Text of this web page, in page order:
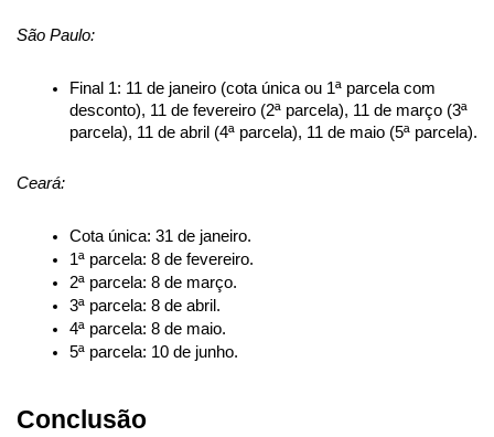
São Paulo:
Final 1: 11 de janeiro (cota única ou 1ª parcela com
desconto), 11 de fevereiro (2ª parcela), 11 de março (3ª
parcela), 11 de abril (4ª parcela), 11 de maio (5ª parcela).
Ceará:
Cota única: 31 de janeiro.
1ª parcela: 8 de fevereiro.
2ª parcela: 8 de março.
3ª parcela: 8 de abril.
4ª parcela: 8 de maio.
5ª parcela: 10 de junho.
Conclusão